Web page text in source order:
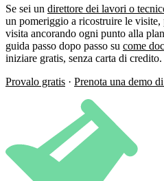
Se sei un direttore dei lavori o
un pomeriggio a ricostruire le visite,
visita ancorando ogni punto alla
guida passo dopo passo su come
iniziare gratis, senza carta di credito.
Provalo gratis · Prenota una demo